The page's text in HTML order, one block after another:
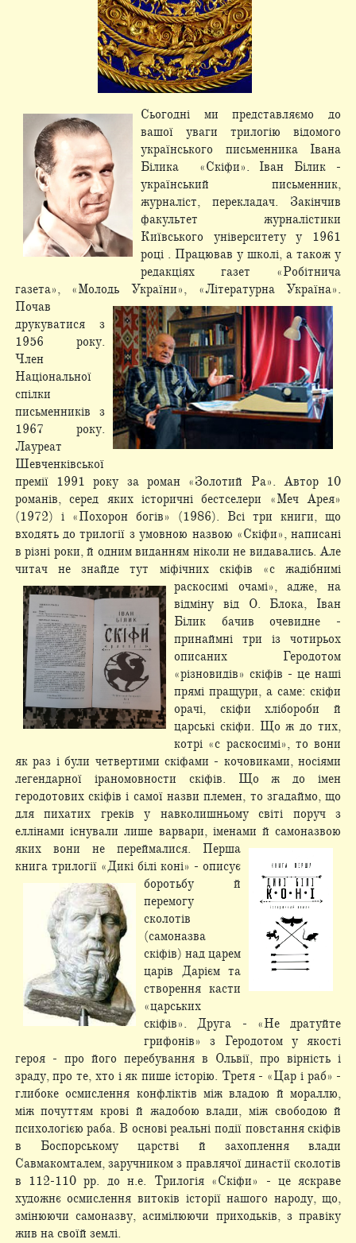
Сьогодні ми представляємо до
вашої уваги трилогію відомого
українського письменника Івана
Білика «Скіфи». Іван Білик -
український письменник,
журналіст, перекладач. Закінчив
факультет журналістики
Київського університету у 1961
році . Працював у школі, а також у
редакціях газет «Робітнича
газета», «Молодь України», «Літературна Україна».
Почав
друкуватися з
1956 року.
Член
Національної
спілки
письменників з
1967 року.
Лауреат
Шевченківської
премії 1991 року за роман «Золотий Ра». Автор 10
романів, серед яких історичні бестселери «Меч Арея»
(1972) і «Похорон богів» (1986). Всі три книги, що
входять до трилогії з умовною назвою «Скіфи», написані
в різні роки, й одним виданням ніколи не видавались. Але
читач не знайде тут міфічних скіфів «с жадібнимі
раскосимі очамі», адже, на
відміну від О. Блока, Іван
Білик бачив очевидне -
принаймні три із чотирьох
описаних Геродотом
«різновидів» скіфів - це наші
прямі пращури, а саме: скіфи
орачі, скіфи хлібороби й
царські скіфи. Що ж до тих,
котрі «с раскосимі», то вони
як раз і були четвертими скіфами - кочовиками, носіями
легендарної іраномовности скіфів. Що ж до імен
геродотових скіфів і самої назви племен, то згадаймо, що
для пихатих греків у навколишньому світі поруч з
еллінами існували лише варвари, іменами й самоназвою
якихвони не переймалися. Перша
книга трилогії «Дикі білі коні» - описує
боротьбу й
перемогу
сколотів
(самоназва
скіфів) над царем
царів Дарієм та
створення касти
«царських
скіфів». Друга - «Не дратуйте
грифонів» з Геродотом у якості
героя - про його перебування в Ольвії, про вірність і
зраду, про те, хто і як пише історію. Третя - «Цар і раб» -
глибоке осмислення конфліктів між владою й мораллю,
між почуттям крові й жадобою влади, між свободою й
психологією раба. В основі реальні події повстання скіфів
в Боспорському царстві й захоплення влади
Савмакомталем, заручником з правлячої династії сколотів
в 112-110 рр. до н.е. Трилогія «Скіфи» - це яскраве
художнє осмислення витоків історії нашого народу, що,
змінюючи самоназву, асимілюючи приходьків, з правіку
жив на своїй землі.